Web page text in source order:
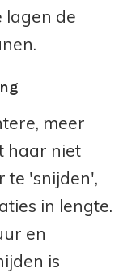
lagen de
meer
haar niet
te 'snijden',
in lengte.
en
is